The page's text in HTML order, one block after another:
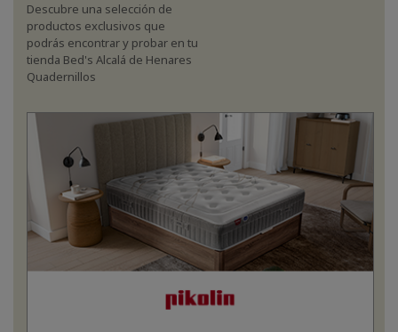
Descubre una selección de
productos exclusivos que
podrás encontrar y probar en tu
tienda Bed's Alcalá de Henares
Quadernillos